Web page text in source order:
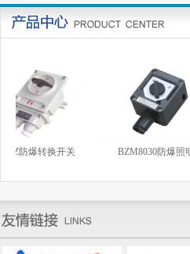
防爆转换开关 BZM8030防爆照明..